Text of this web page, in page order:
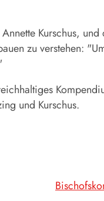
Kurschus,
zu verstehen:
und Kurschus.